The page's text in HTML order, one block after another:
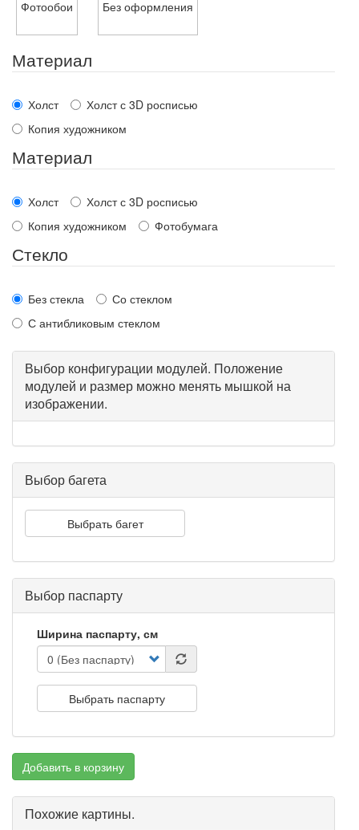
Фотообои Без оформления
Материал
Холст
Холст с 3D росписью
Копия художником
Материал
Холст
Холст с 3D росписью
Копия художником
Фотобумага
Стекло
Без стекла
Со стеклом
С антибликовым стеклом
Выбор конфигурации модулей. Положение
модулей и размер можно менять мышкой на
изображении.
Выбор багета
Выбрать багет
Выбор паспарту
Ширина паспарту, см
Выбрать паспарту
Добавить в корзину
Похожие картины.